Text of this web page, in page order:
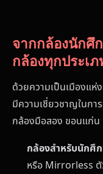
จากกล้องนักศึ
กล้องทุกประเ
ด้วยความเป็นเมืองแห่
มีความเชี่ยวชาญในกา
กล้องมือสอง ขอนแก่น
กล้องสำหรับนักศึ
หรือ Mirrorless ตั